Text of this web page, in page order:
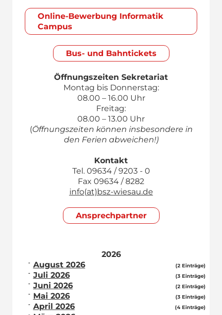
Online-Bewerbung Informatik
Campus
Bus- und Bahntickets
Öffnungszeiten Sekretariat
Montag bis Donnerstag:
08.00 – 16.00 Uhr
Freitag:
08.00 – 13.00 Uhr
(Öffnungszeiten können insbesondere in
den Ferien abweichen!)
Kontakt
Tel. 09634 / 9203 - 0
Fax 09634 / 8282
info(at)bsz-wiesau.de
Ansprech­partner
2026
August 2026
(2 Einträge)
Juli 2026 (3 Einträge)
Juni 2026 (2 Einträge)
Mai 2026 (3 Einträge)
April 2026 (4 Einträge)